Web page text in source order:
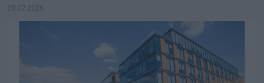
28.07.2026